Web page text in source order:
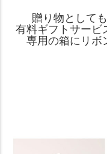
贈り物として
有料ギフトサービ
専用の箱にリボ